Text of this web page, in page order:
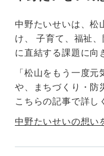
中野たいせいは、松
け、 子育て、福祉
に直結する課題に向
「松山をもう一度
や、まちづくり・防
こちらの記事で詳し
中野たいせいの想い